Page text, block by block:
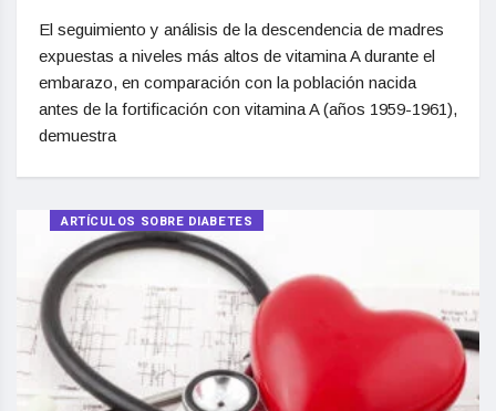
El seguimiento y análisis de la descendencia de madres
expuestas a niveles más altos de vitamina A durante el
embarazo, en comparación con la población nacida
antes de la fortificación con vitamina A (años 1959-1961),
demuestra
ARTÍCULOS SOBRE DIABETES